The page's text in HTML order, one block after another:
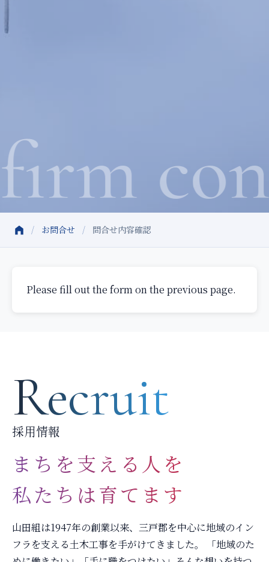
/ お問合せ / 問合せ内容確認
Please fill out the form on the previous page.
Recruit
採用情報
まちを支える人を
私たちは育てます
山田組は1947年の創業以来、三戸郡を中心に地域のイン
フラを支える土木工事を手がけてきました。 「地域のた